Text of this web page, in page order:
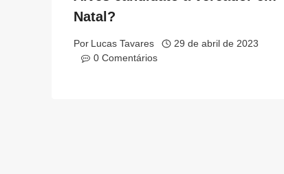
Natal?
Por Lucas Tavares
29 de abril de 2023
0 Comentários